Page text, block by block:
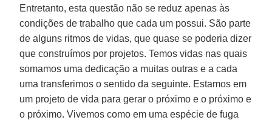
Entretanto, esta questão não se reduz apenas às
condições de trabalho que cada um possui. São parte
de alguns ritmos de vidas, que quase se poderia dizer
que construímos por projetos. Temos vidas nas quais
somamos uma dedicação a muitas outras e a cada
uma transferimos o sentido da seguinte. Estamos em
um projeto de vida para gerar o próximo e o próximo e
o próximo. Vivemos como em uma espécie de fuga